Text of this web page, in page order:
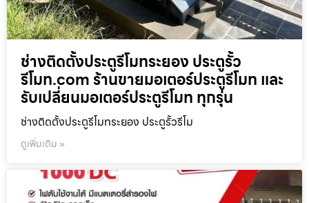
ช่างติดตั้งประตูรีโมทระยอง ประตูรั้ว
รีโมท.com ร้านขายมอเตอร์ประตูรีโมท และ
รับเปลี่ยนมอเตอร์ประตูรีโมท ทุกรุ่น
ช่างติดตั้งประตูรีโมทระยอง ประตูรั้วรีโม
ดูเพิ่มเติม »